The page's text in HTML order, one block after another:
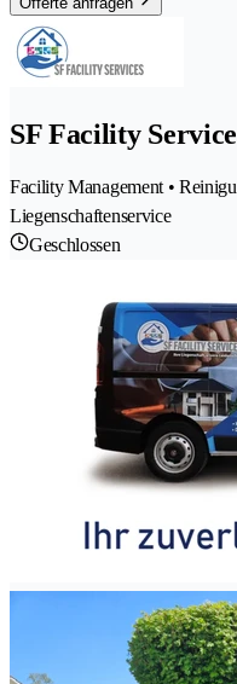
SF Facility
Facility Management •
Liegenschaftenservice
Geschlossen